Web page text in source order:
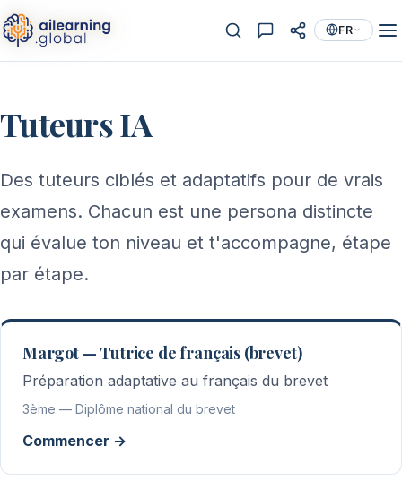
FR
Tuteurs IA
Des tuteurs ciblés et adaptatifs pour de vrais
examens. Chacun est une persona distincte
qui évalue ton niveau et t'accompagne, étape
par étape.
Margot — Tutrice de français (brevet)
Préparation adaptative au français du brevet
3ème — Diplôme national du brevet
Commencer →